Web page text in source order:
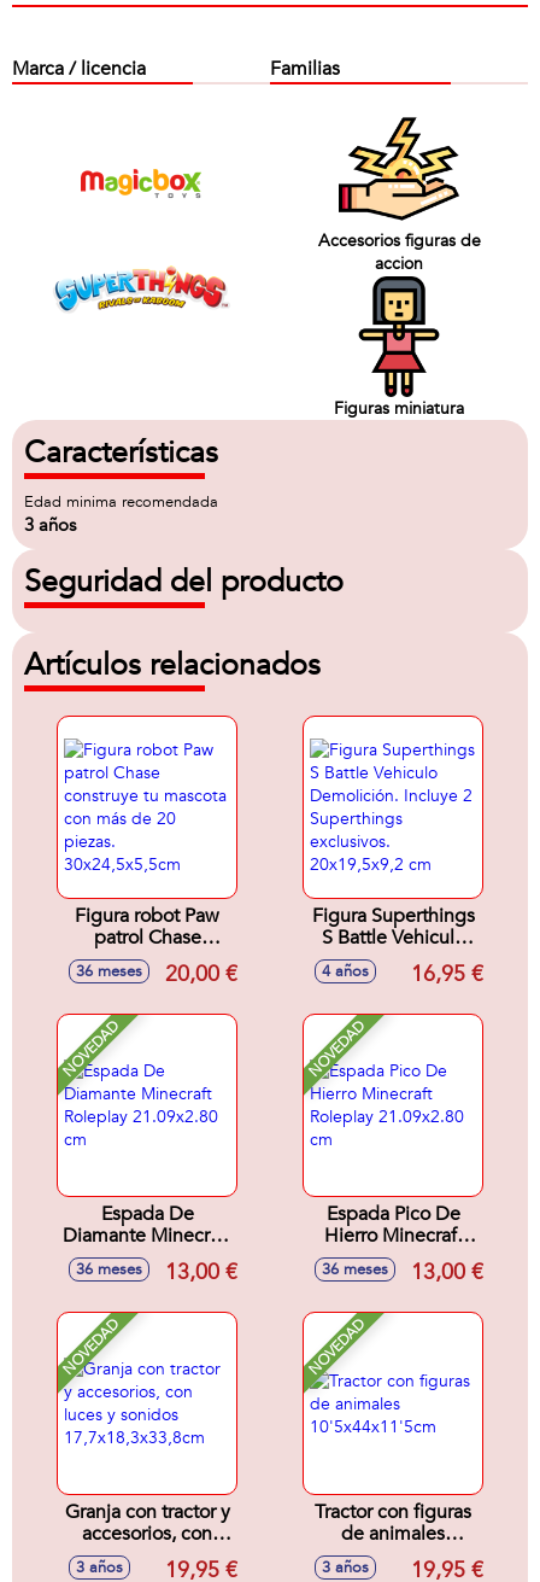
Marca / licencia Familias
Accesorios figuras de
accion
Figuras miniatura
Características
Edad minima recomendada
3 años
Seguridad del producto
Artículos relacionados
Figura robot Paw
patrol Chase
construye tu
mascota con más
30x24,5x5,5cm
36 meses 20,00 €
Figura Superthings
S Battle Vehiculo
Demolición.
Incluye 2
exclusivos.
20x19,5x9,2 cm
4 años 16,95 €
NOVEDAD
Espada De
Diamante Minecraft
Roleplay
21.09x2.80 cm
36 meses 13,00 €
NOVEDAD
Espada Pico De
Hierro Minecraft
Roleplay
21.09x2.80 cm
36 meses 13,00 €
NOVEDAD
Granja con tractor y
accesorios, con
luces y sonidos
3 años 19,95 €
NOVEDAD
Tractor con figuras
de animales
10'5x44x11'5cm
3 años 19,95 €